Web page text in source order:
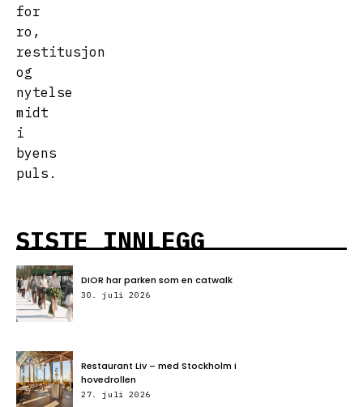
for
ro,
restitusjon
og
nytelse
midt
i
byens
puls.
SISTE INNLEGG
DIOR har parken som en catwalk
30. juli 2026
Restaurant Liv – med Stockholm i
hovedrollen
27. juli 2026